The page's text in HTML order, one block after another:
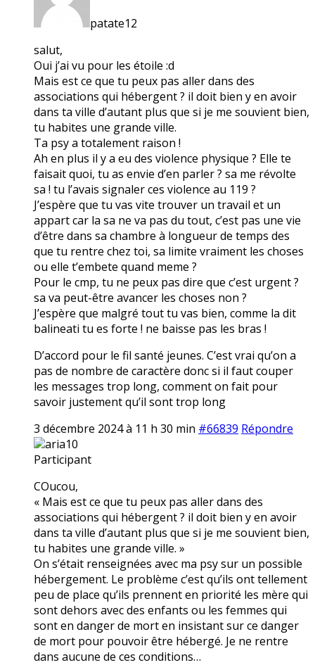
patate12
salut,
Oui j’ai vu pour les étoile :d
Mais est ce que tu peux pas aller dans des
associations qui hébergent ? il doit bien y en avoir
dans ta ville d’autant plus que si je me souvient bien,
tu habites une grande ville.
Ta psy a totalement raison !
Ah en plus il y a eu des violence physique ? Elle te
faisait quoi, tu as envie d’en parler ? sa me révolte
sa ! tu l’avais signaler ces violence au 119 ?
J’espère que tu vas vite trouver un travail et un
appart car la sa ne va pas du tout, c’est pas une vie
d’être dans sa chambre à longueur de temps des
que tu rentre chez toi, sa limite vraiment les choses
ou elle t’embete quand meme ?
Pour le cmp, tu ne peux pas dire que c’est urgent ?
sa va peut-être avancer les choses non ?
J’espère que malgré tout tu vas bien, comme la dit
balineati tu es forte ! ne baisse pas les bras !
D’accord pour le fil santé jeunes. C’est vrai qu’on a
pas de nombre de caractère donc si il faut couper
les messages trop long, comment on fait pour
savoir justement qu’il sont trop long
3 décembre 2024 à 11 h 30 min #66839 Répondre
aria10
Participant
COucou,
« Mais est ce que tu peux pas aller dans des
associations qui hébergent ? il doit bien y en avoir
dans ta ville d’autant plus que si je me souvient bien,
tu habites une grande ville. »
On s’était renseignées avec ma psy sur un possible
hébergement. Le problème c’est qu’ils ont tellement
peu de place qu’ils prennent en priorité les mère qui
sont dehors avec des enfants ou les femmes qui
sont en danger de mort en insistant sur ce danger
de mort pour pouvoir être hébergé. Je ne rentre
dans aucune de ces conditions…